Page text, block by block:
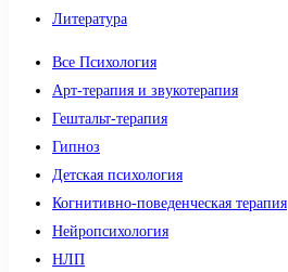
Литература
Все Психология
Арт-терапия и звукотерапия
Гештальт-терапия
Гипноз
Детская психология
Когнитивно-поведенческая терапия
Нейропсихология
НЛП